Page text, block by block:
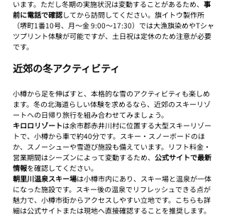
います。ただし冬期の実施状況は変動することがあるため、 事
前に電話で確認してから訪問してください。旗イトウ製作所
（堺町1番10号、月〜金 9:00〜17:30）では大漁旗染めやTシャ
ツプリント体験が可能ですが、土日祝は定休のため注意が必要
です。
近郊の冬アクティビティ
小樽から足を伸ばすと、本格的な雪のアクティビティも楽しめ
ます。冬の北海道らしい体験を求めるなら、近郊のスキーリゾ
ートへの日帰り旅行を組み合わせてみましょう。
キロロリゾートは余市郡赤井川村に位置する大型スキーリゾー
トで、小樽から車で約40分です。スキー・スノーボードのほ
か、スノーシューや雪遊び施設も備えています。リフト料金・
営業期間はシーズンによって変動するため、 公式サイトで最新
情報を確認してください。
朝里川温泉スキー場は小樽市内にあり、スキー場と温泉が一体
になった施設です。スキー後の温泉でリフレッシュできる点が
魅力で、小樽市街からアクセスしやすい立地です。こちらも詳
細は公式サイトまたは現地へ直接確認することを推奨します。